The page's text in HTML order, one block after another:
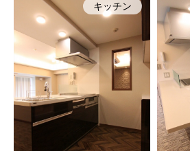
キッチン